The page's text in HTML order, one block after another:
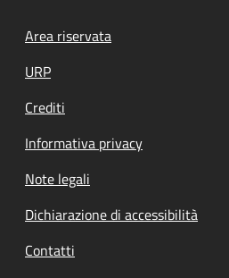
Footer menu
Area riservata
URP
Crediti
Informativa privacy
Note legali
Dichiarazione di accessibilità
Contatti